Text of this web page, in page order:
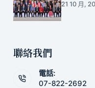
21 10 月,
聯絡我們
電話:
07-822-2692